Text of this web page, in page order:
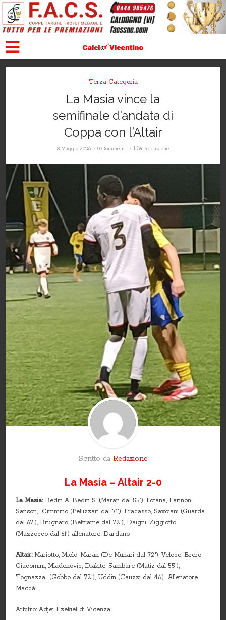
Terza Categoria
La Masia vince la
semifinale d’andata di
Coppa con l’Altair
8 Maggio 2026 0 Commenti Da Redazione
Scritto da Redazione
La Masia – Altair 2-0
La Masia:Bedin A. Bedin S. (Maran dal 55′), Fofana, Farinon,
Sanson, Cimmino (Pellizzari dal 71′), Fracasso, Savoiani (Guarda
dal 67′), Brugnaro (Beltrame dal 72′), Daigni, Ziggiotto
(Mazzocco dal 61′) allenatore: Dardano
Altair:Mariotto, Miolo, Maran (De Munari dal 72′), Veloce, Brero,
Giacomini, Mladenovic, Diakite, Sambare (Matiz dal 55′),
Tognazza (Gobbo dal 72′), Uddin (Cauzzi dal 46′) Allenatore
Maccà
Arbitro: Adjei Ezekiel di Vicenza.